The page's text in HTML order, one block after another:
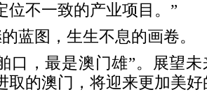
位不一致的产业项目。”
蓝图，生生不息的画卷。
口，最是澳门雄”。展望
取的澳门，将迎来更加美